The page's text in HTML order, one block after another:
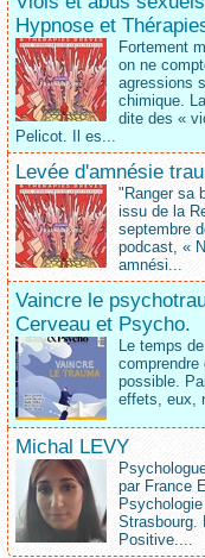
Hypnose et
Fortement
on ne
agressions
chimique.
dite des «
Pelicot. Il es...
Levée d'amnésie
"Ranger sa
issu de la
septembre
podcast, «
amnési...
Vaincre le
Cerveau et Psycho.
Le temps
possible.
effets, eux,
Michal LEVY
par France
Strasbourg.
Positive....